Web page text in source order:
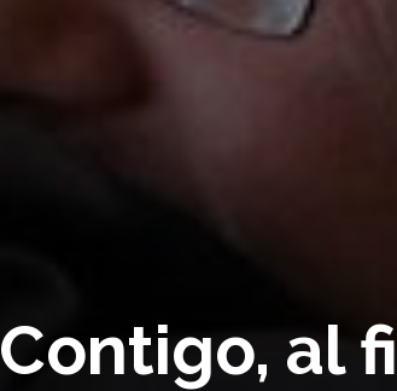
Contigo, al